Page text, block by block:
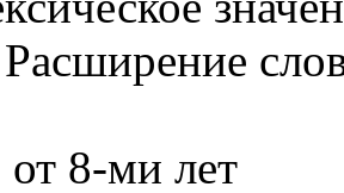
от 8-ми лет